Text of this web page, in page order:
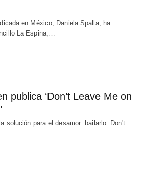
en México, Daniela Spalla, ha
La Espina,…
publica ‘Don’t Leave Me on
solución para el desamor: bailarlo. Don't